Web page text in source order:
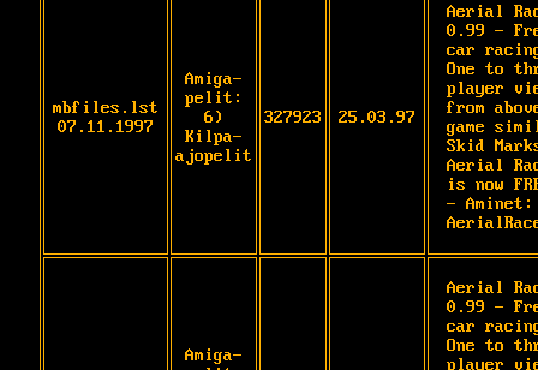
mbfiles.lst
07.11.1997
Amiga-
pelit:
6)
Kilpa-
ajopelit
327923 25.03.97
Aerial
0.99 -
car
One to
player
from
game
Skid
Aerial
is now
- Aminet:
Amiga-
Aerial
0.99 -
car
One to
player